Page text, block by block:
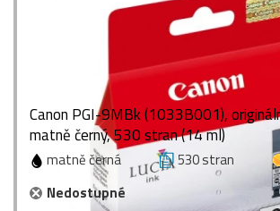
Canon PGI-9MBk (1033B001),
matně černý, 530 stran (14 ml)
matně černá 530 stran
Nedostupné